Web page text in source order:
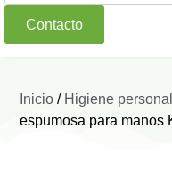
Contacto
Inicio / Higiene personal
espumosa para manos